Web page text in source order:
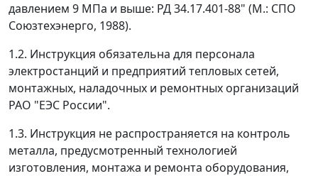
давлением 9 МПа и выше: РД 34.17.401-88" (М.: СПО
Союзтехэнерго, 1988).
1.2. Инструкция обязательна для персонала
электростанций и предприятий тепловых сетей,
монтажных, наладочных и ремонтных организаций
РАО "ЕЭС России".
1.3. Инструкция не распространяется на контроль
металла, предусмотренный технологией
изготовления, монтажа и ремонта оборудования,